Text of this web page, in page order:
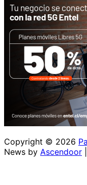
Copyright © 2026
News by Ascendoor